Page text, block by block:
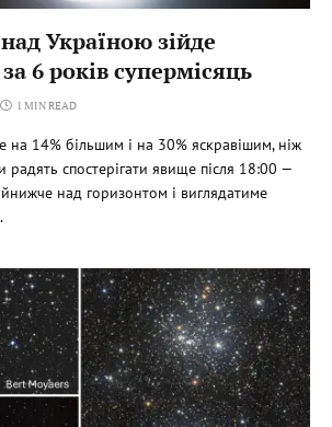
Україною зійде
6 років супермісяць
1 MIN READ
на 14% більшим і на 30% яскравішим, ніж
радять спостерігати явище після 18:00 —
над горизонтом і виглядатиме